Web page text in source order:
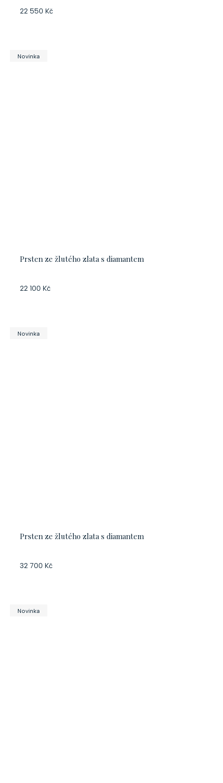
22 550 Kč
Novinka
Prsten ze žlutého zlata s diamantem
22 100 Kč
Novinka
Prsten ze žlutého zlata s diamantem
32 700 Kč
Novinka